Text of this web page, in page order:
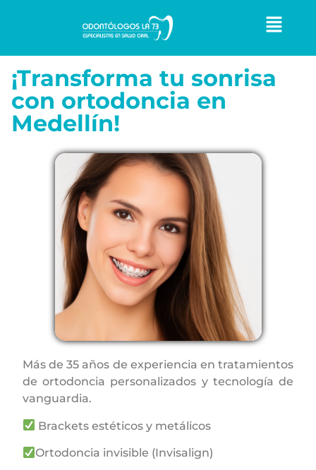
¡Transforma tu sonrisa
con ortodoncia en
Medellín!
Más de 35 años de experiencia en tratamientos
de ortodoncia personalizados y tecnología de
vanguardia.
Brackets estéticos y metálicos
Ortodoncia invisible (Invisalign)